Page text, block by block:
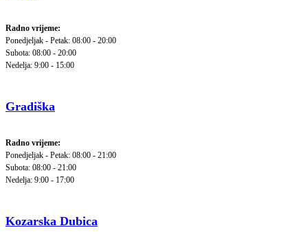
Radno vrijeme:
Ponedjeljak - Petak: 08:00 - 20:00
Subota: 08:00 - 20:00
Nedelja: 9:00 - 15:00
Gradiška
Radno vrijeme:
Ponedjeljak - Petak: 08:00 - 21:00
Subota: 08:00 - 21:00
Nedelja: 9:00 - 17:00
Kozarska Dubica